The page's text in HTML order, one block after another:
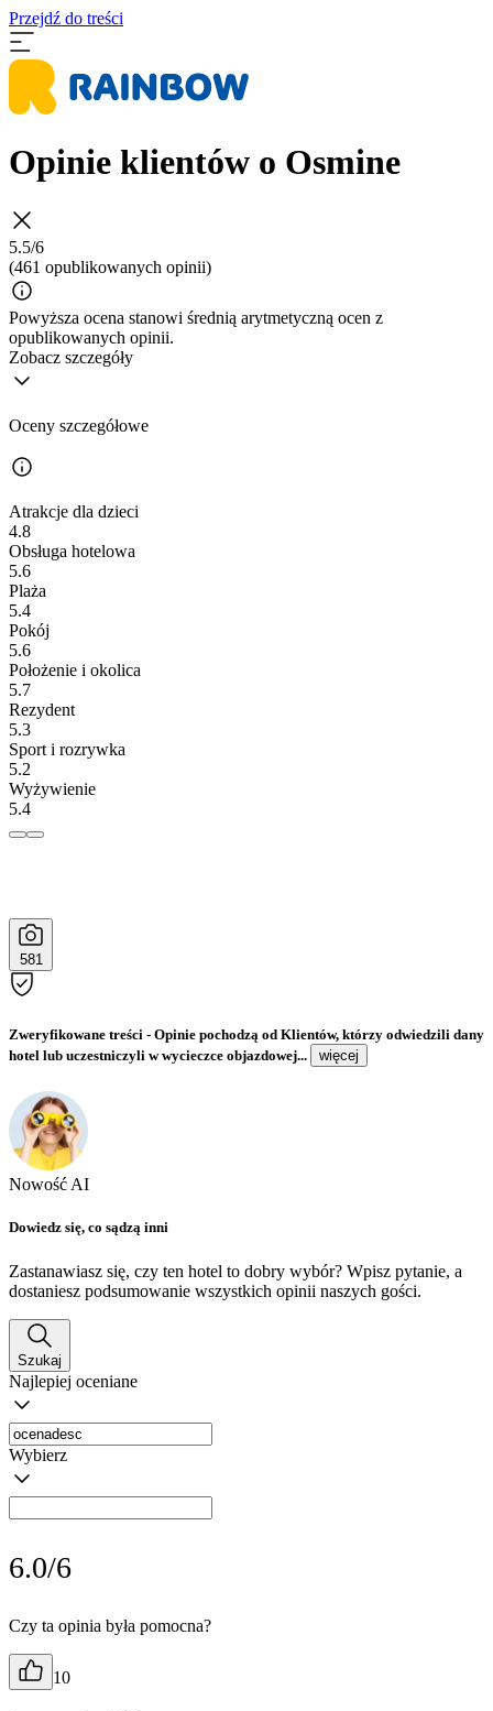
Przejdź do treści
Opinie klientów o Osmine
5.5/6
(461 opublikowanych opinii)
Powyższa ocena stanowi średnią arytmetyczną ocen z
opublikowanych opinii.
Zobacz szczegóły
Oceny szczegółowe
Atrakcje dla dzieci
4.8
Obsługa hotelowa
5.6
Plaża
5.4
Pokój
5.6
Położenie i okolica
5.7
Rezydent
5.3
Sport i rozrywka
5.2
Wyżywienie
5.4
581
Zweryfikowane treści - Opinie pochodzą od Klientów, którzy odwiedzili dany
hotel lub uczestniczyli w wycieczce objazdowej...
więcej
Nowość AI
Dowiedz się, co sądzą inni
Zastanawiasz się, czy ten hotel to dobry wybór? Wpisz pytanie, a
dostaniesz podsumowanie wszystkich opinii naszych gości.
Szukaj
Najlepiej oceniane
Wybierz
6.0/6
Czy ta opinia była pomocna?
10